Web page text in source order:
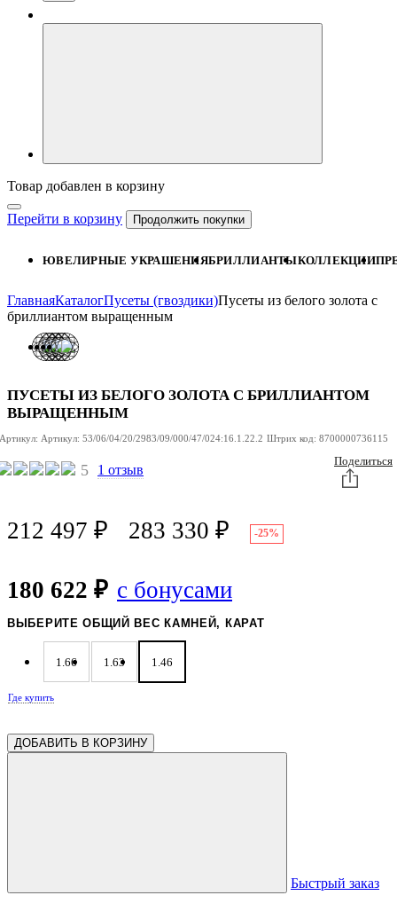
Товар добавлен в корзину
Перейти в корзину Продолжить покупки
ЮВЕЛИРНЫЕ УКРАШЕНИЯБРИЛЛИАНТЫКОЛЛЕКЦИИ
ГлавнаяКаталогПусеты (гвоздики)Пусеты из белого золота с
бриллиантом выращенным
ПУСЕТЫ ИЗ БЕЛОГО ЗОЛОТА С БРИЛЛИАНТОМ
ВЫРАЩЕННЫМ
Артикул: Артикул: 53/06/04/20/2983/09/000/47/024:16.1.22.2 Штрих код: 8700000736115
5 1 отзыв
Поделиться
212 497 ₽ 283 330 ₽ -25%
180 622 ₽ с бонусами
ВЫБЕРИТЕ ОБЩИЙ ВЕС КАМНЕЙ, КАРАТ
1.66 1.63 1.46
Где купить
ДОБАВИТЬ В КОРЗИНУ
Быстрый заказ